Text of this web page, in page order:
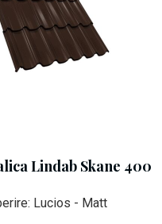
Lindab Skane 400
Lucios - Matt